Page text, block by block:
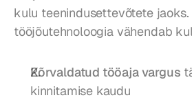
kulu teenindusettevõtete
tööjõutehnoloogia vähendab
Kõrvaldatud tööaja vargus
kinnitamise kaudu